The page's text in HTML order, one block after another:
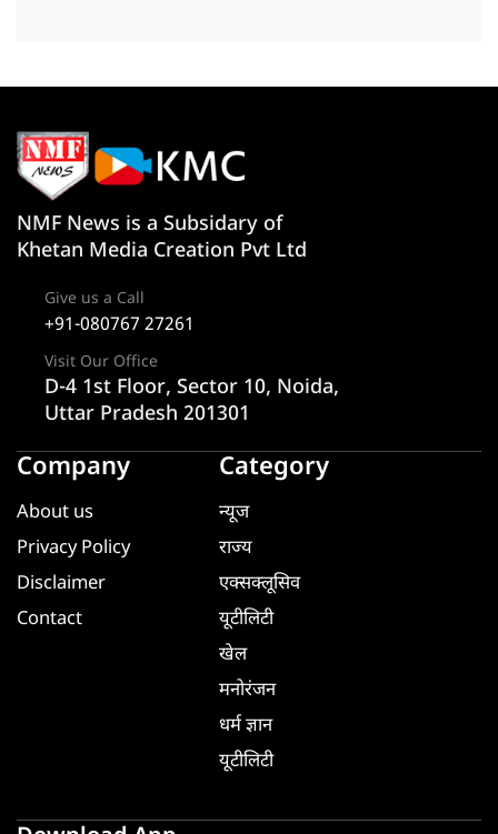
NMF News is a Subsidary of
Khetan Media Creation Pvt Ltd
Give us a Call
+91-080767 27261
Visit Our Office
D-4 1st Floor, Sector 10, Noida,
Uttar Pradesh 201301
Company
About us
Privacy Policy
Disclaimer
Contact
Category
न्यूज
राज्य
एक्सक्लूसिव
यूटीलिटी
खेल
मनोरंजन
धर्म ज्ञान
यूटीलिटी